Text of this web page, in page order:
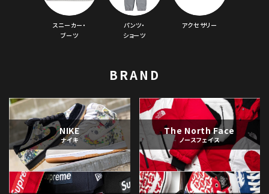
スニーカー・
ブーツ
パンツ・
ショーツ
アクセサリー
BRAND
NIKE
ナイキ
The North Face
ノースフェイス